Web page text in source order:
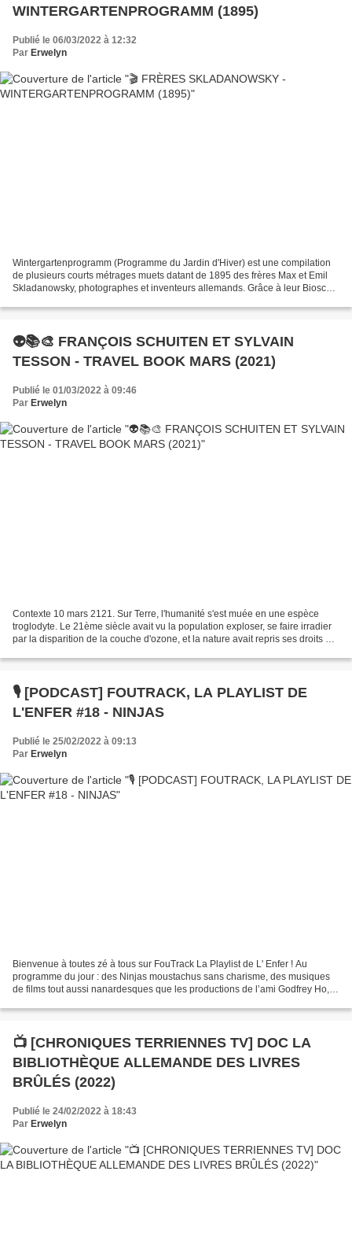
WINTERGARTENPROGRAMM (1895)
Publié le 06/03/2022 à 12:32
Par Erwelyn
Wintergartenprogramm (Programme du Jardin d'Hiver) est une compilation
de plusieurs courts métrages muets datant de 1895 des frères Max et Emil
Skladanowsky, photographes et inventeurs allemands. Grâce à leur Bioscop
👽📚🎨 FRANÇOIS SCHUITEN ET SYLVAIN
TESSON - TRAVEL BOOK MARS (2021)
Publié le 01/03/2022 à 09:46
Par Erwelyn
Contexte 10 mars 2121. Sur Terre, l'humanité s'est muée en une espèce
troglodyte. Le 21ème siècle avait vu la population exploser, se faire irradier
par la disparition de la couche d'ozone, et la nature avait repris ses droits de
🎙️ [PODCAST] FOUTRACK, LA PLAYLIST DE
L'ENFER #18 - NINJAS
Publié le 25/02/2022 à 09:13
Par Erwelyn
Bienvenue à toutes zé à tous sur FouTrack La Playlist de L' Enfer ! Au
programme du jour : des Ninjas moustachus sans charisme, des musiques
de films tout aussi nanardesques que les productions de l’ami Godfrey Ho,
📺 [CHRONIQUES TERRIENNES TV] DOC LA
BIBLIOTHÈQUE ALLEMANDE DES LIVRES
BRÛLÉS (2022)
Publié le 24/02/2022 à 18:43
Par Erwelyn